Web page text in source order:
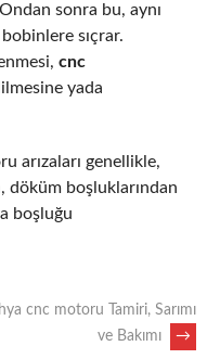
sonra bu, aynı
sıçrar.
cnc
yada
arızaları genellikle,
döküm boşluklarından
boşluğu
cnc motoru Tamiri, Sarımı
ve Bakımı
→